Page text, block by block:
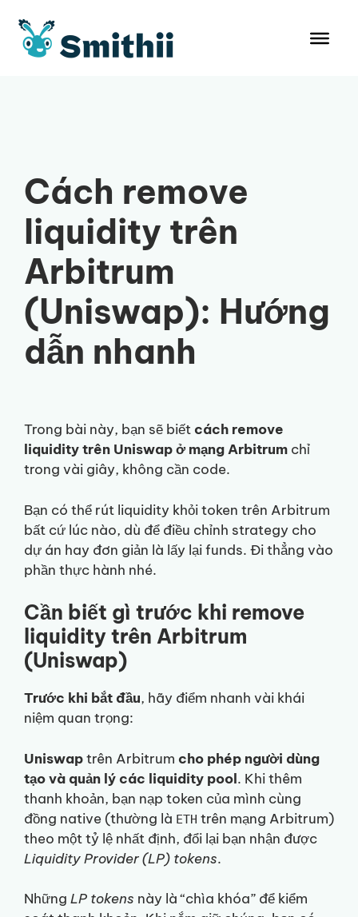
đến
Cách remove
liquidity trên
Arbitrum
(Uniswap): Hướng
dẫn nhanh
Trong bài này, bạn sẽ biếtcách remove
liquidity trên Uniswap ở mạng Arbitrum chỉ
trong vài giây, không cần code.
Bạn có thể rút liquidity khỏi token trên Arbitrum
bất cứ lúc nào, dù để điều chỉnh strategy cho
dự án hay đơn giản là lấy lại funds. Đi thẳng vào
phần thực hành nhé.
Cần biết gì trước khi remove
liquidity trên Arbitrum
(Uniswap)
Trước khi bắt đầu, hãy điểm nhanh vài khái
niệm quan trọng:
Uniswaptrên Arbitrum cho phép người dùng
tạo và quản lý các liquidity pool. Khi thêm
thanh khoản, bạn nạp token của mình cùng
đồng native (thường là ETH trên mạng Arbitrum)
theo một tỷ lệ nhất định, đổi lại bạn nhận được
Liquidity Provider (LP) tokens.
Những LP tokens này là “chìa khóa” để kiểm